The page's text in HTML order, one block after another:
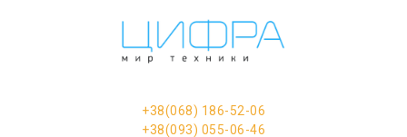
+38(068) 186-52-06
+38(093) 055-06-46